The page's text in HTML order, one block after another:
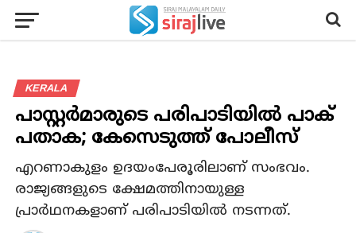
KERALA
പാസ്റ്റര്‍മാരുടെ പരിപാടിയില്‍ പാക്
പതാക; കേസെടുത്ത് പോലീസ്
എറണാകുളം ഉദയംപേരൂരിലാണ് സംഭവം.
രാജ്യങ്ങളുടെ ക്ഷേമത്തിനായുള്ള
പ്രാര്‍ഥനകളാണ് പരിപാടിയില്‍ നടന്നത്.